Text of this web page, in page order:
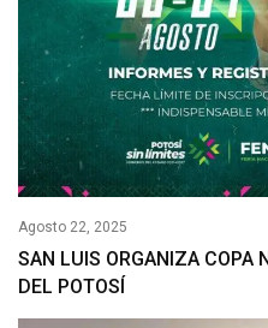
Agosto 22, 2025
SAN LUIS ORGANIZA COPA
DEL POTOSÍ